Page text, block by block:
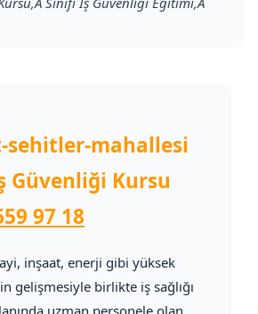
sehitler-mahallesi
Güvenliği Kursu
97 18
inşaat, enerji gibi yüksek
gelişmesiyle birlikte iş sağlığı